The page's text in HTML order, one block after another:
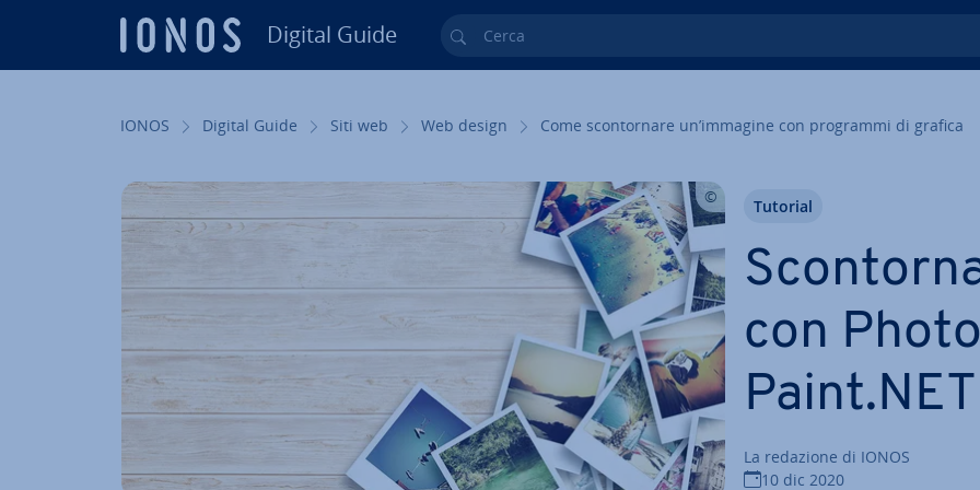
Digital Guide Cerca
IONOS Digital Guide Siti web Web design Come scon­tor­na­re un’immagine con programmi di grafica
con
La redazione di IONOS
10 dic 2020
Tutorial